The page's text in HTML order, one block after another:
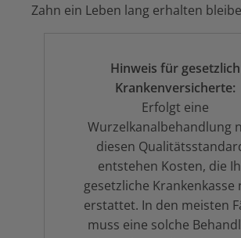
Zahn ein Leben lang erhalten
Hinweis für gesetzlich
Krankenversicherte:
Erfolgt eine
Wurzelkanalbehandlung
diesen
entstehen Kosten, die
gesetzliche Krankenkasse
erstattet. In den meisten
muss eine solche